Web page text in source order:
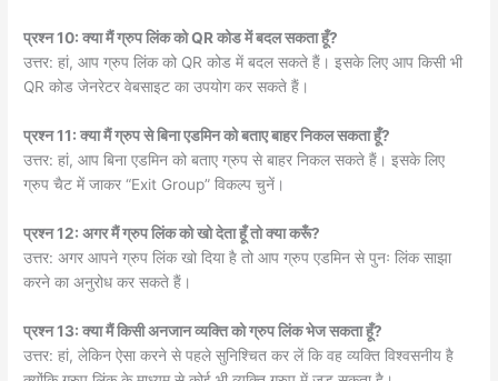
प्रश्न 10: क्या मैं ग्रुप लिंक को QR कोड में बदल सकता हूँ?
उत्तर: हां, आप ग्रुप लिंक को QR कोड में बदल सकते हैं। इसके लिए आप किसी भी
QR कोड जेनरेटर वेबसाइट का उपयोग कर सकते हैं।
प्रश्न 11: क्या मैं ग्रुप से बिना एडमिन को बताए बाहर निकल सकता हूँ?
उत्तर: हां, आप बिना एडमिन को बताए ग्रुप से बाहर निकल सकते हैं। इसके लिए
ग्रुप चैट में जाकर “Exit Group” विकल्प चुनें।
प्रश्न 12: अगर मैं ग्रुप लिंक को खो देता हूँ तो क्या करूँ?
उत्तर: अगर आपने ग्रुप लिंक खो दिया है तो आप ग्रुप एडमिन से पुनः लिंक साझा
करने का अनुरोध कर सकते हैं।
प्रश्न 13: क्या मैं किसी अनजान व्यक्ति को ग्रुप लिंक भेज सकता हूँ?
उत्तर: हां, लेकिन ऐसा करने से पहले सुनिश्चित कर लें कि वह व्यक्ति विश्वसनीय है